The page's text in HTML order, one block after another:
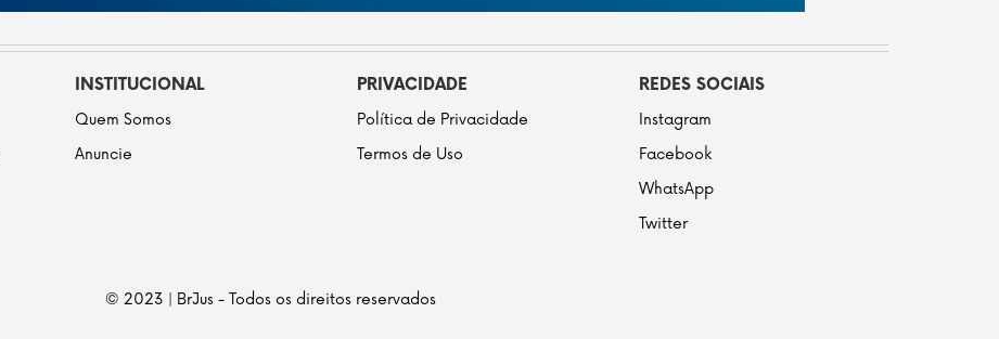
INSTITUCIONAL
Quem Somos
Anuncie
PRIVACIDADE
Política de Privacidade
Termos de Uso
REDES SOCIAIS
Instagram
Facebook
WhatsApp
Twitter
© 2023 | BrJus - Todos os direitos reservados